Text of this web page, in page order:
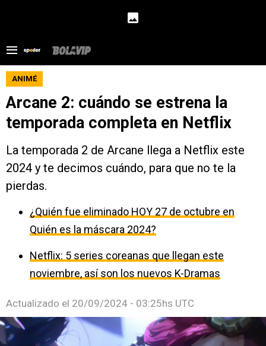
ANIMÉ
Arcane 2: cuándo se estrena la
temporada completa en Netflix
La temporada 2 de Arcane llega a Netflix este
2024 y te decimos cuándo, para que no te la
pierdas.
¿Quién fue eliminado HOY 27 de octubre en
Quién es la máscara 2024?
Netflix: 5 series coreanas que llegan este
noviembre, así son los nuevos K-Dramas
Actualizado el 20/09/2024 - 03:25hs UTC